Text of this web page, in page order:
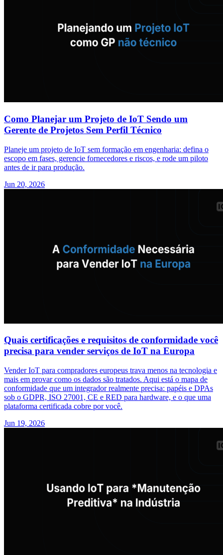
Como Planejar um Projeto de IoT Sendo um
Gerente de Projetos Sem Perfil Técnico
Planeje um projeto de IoT sem formação em engenharia: defina o
escopo em fases, gerencie fornecedores e riscos, e rode um piloto
antes de ir para produção.
Jun 20, 2026
Quais certificações e requisitos de conformidade você
precisa para vender serviços de IoT na Europa
Vender IoT para compradores europeus trava menos na tecnologia e
mais em provar como os dados são tratados. Aqui está o mapa de
conformidade que um integrador realmente precisa: papéis e DPAs
sob o GDPR, ISO 27001, CE e RED para hardware, e o que uma
plataforma certificada cobre por você.
Jun 19, 2026